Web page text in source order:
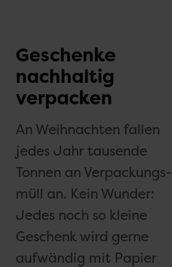
Geschenke
nachhaltig
verpacken
An Weihnachten fallen
jedes Jahr tausende
Tonnen an Verpackungs­
müll an. Kein Wunder:
Jedes noch so kleine
Geschenk wird gerne
aufwändig mit Papier